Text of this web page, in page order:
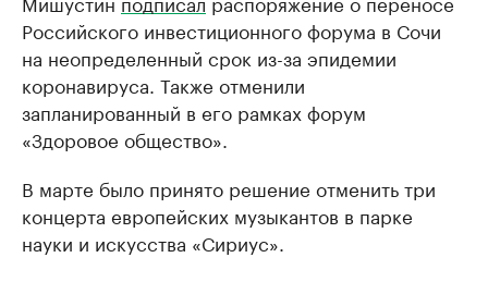
Российского инвестиционного форума в Сочи
на неопределенный срок из-за эпидемии
коронавируса. Также отменили
запланированный в его рамках форум
«Здоровое общество».
В марте было принято решение отменить три
концерта европейских музыкантов в парке
науки и искусства «Сириус».